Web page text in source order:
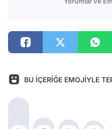
BU İÇERİĞE EMOJİYLE